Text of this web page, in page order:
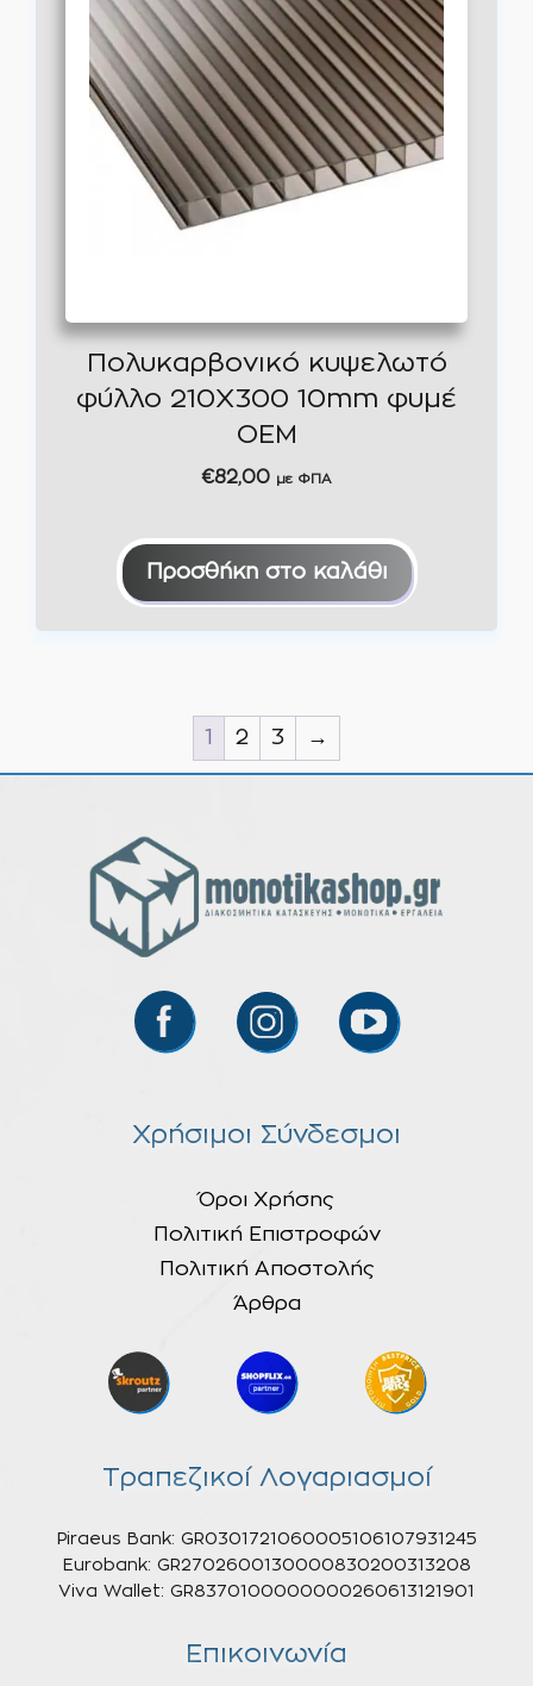
Πολυκαρβονικό κυψελωτό
φύλλο 210Χ300 10mm φυμέ
ΟΕΜ
€82,00 με ΦΠΑ
Προσθήκη στο καλάθι
1 2 3 →
Χρήσιμοι Σύνδεσμοι
Όροι Χρήσης
Πολιτική Επιστροφών
Πολιτική Αποστολής
Άρθρα
Τραπεζικοί Λογαριασμοί
Piraeus Bank: GR0301721060005106107931245
Eurobank: GR2702600130000830200313208
Viva Wallet: GR8370100000000260613121901
Επικοινωνία